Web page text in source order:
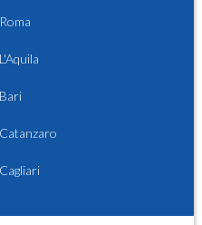
Roma
L'Aquila
Bari
Catanzaro
Cagliari